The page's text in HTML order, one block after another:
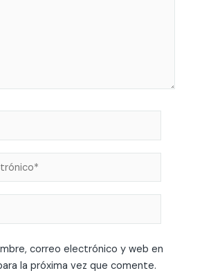
correo electrónico y web en
la próxima vez que comente.